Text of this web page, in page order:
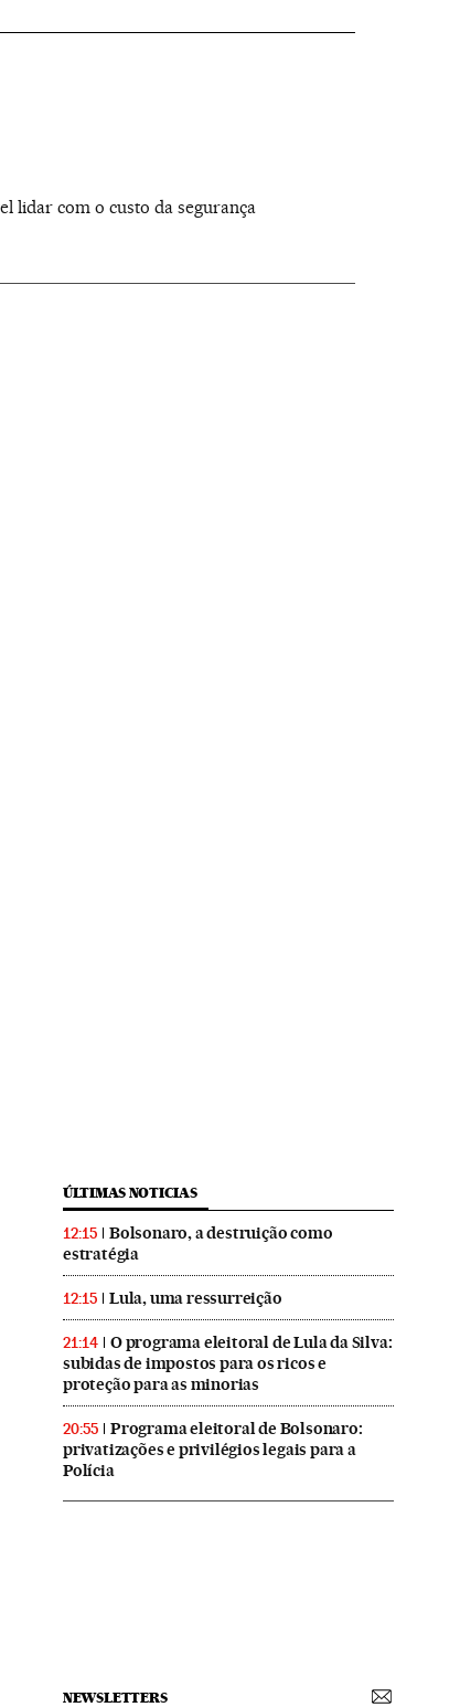
lidar com o custo da segurança
ÚLTIMAS NOTICIAS
12:15
Bolsonaro, a destruição como
estratégia
12:15 Lula, uma ressurreição
21:14
O programa eleitoral de Lula da Silva:
subidas de impostos para os ricos e
proteção para as minorias
20:55
Programa eleitoral de Bolsonaro:
privatizações e privilégios legais para a
Polícia
NEWSLETTERS